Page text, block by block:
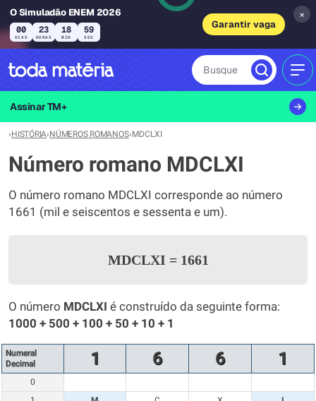
O Simuladão ENEM 2026
00
DIAS
23
HORAS
18
MIN
59
SEG
Garantir vaga
×
Busque
Assinar TM+
›HISTÓRIA›NÚMEROS ROMANOS›MDCLXI
Número romano MDCLXI
O número romano MDCLXI corresponde ao número
1661 (mil e seiscentos e sessenta e um).
MDCLXI =1661
O número MDCLXI é construído da seguinte forma:
1000 + 500 + 100 + 50 + 10 + 1
Numeral
Decimal
1 6 6 1
0